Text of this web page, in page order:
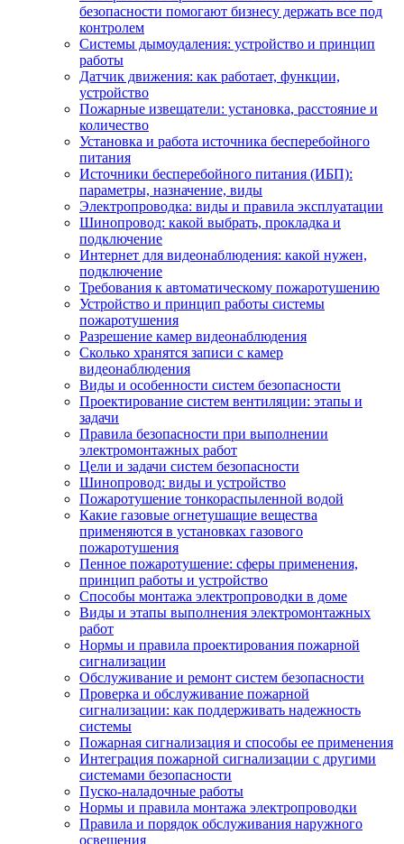
безопасности помогают бизнесу держать все под
контролем
Системы дымоудаления: устройство и принцип
работы
Датчик движения: как работает, функции,
устройство
Пожарные извещатели: установка, расстояние и
количество
Установка и работа источника бесперебойного
питания
Источники бесперебойного питания (ИБП):
параметры, назначение, виды
Электропроводка: виды и правила эксплуатации
Шинопровод: какой выбрать, прокладка и
подключение
Интернет для видеонаблюдения: какой нужен,
подключение
Требования к автоматическому пожаротушению
Устройство и принцип работы системы
пожаротушения
Разрешение камер видеонаблюдения
Сколько хранятся записи с камер
видеонаблюдения
Виды и особенности систем безопасности
Проектирование систем вентиляции: этапы и
задачи
Правила безопасности при выполнении
электромонтажных работ
Цели и задачи систем безопасности
Шинопровод: виды и устройство
Пожаротушение тонкораспыленной водой
Какие газовые огнетушащие вещества
применяются в установках газового
пожаротушения
Пенное пожаротушение: сферы применения,
принцип работы и устройство
Способы монтажа электропроводки в доме
Виды и этапы выполнения электромонтажных
работ
Нормы и правила проектирования пожарной
сигнализации
Обслуживание и ремонт систем безопасности
Проверка и обслуживание пожарной
сигнализации: как поддерживать надежность
системы
Пожарная сигнализация и способы ее применения
Интеграция пожарной сигнализации с другими
системами безопасности
Пуско-наладочные работы
Нормы и правила монтажа электропроводки
Правила и порядок обслуживания наружного
освещения